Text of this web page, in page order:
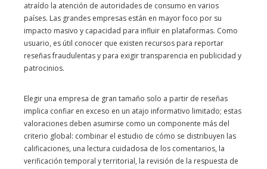
atraído la atención de autoridades de consumo en varios
países. Las grandes empresas están en mayor foco por su
impacto masivo y capacidad para influir en plataformas. Como
usuario, es útil conocer que existen recursos para reportar
reseñas fraudulentas y para exigir transparencia en publicidad y
patrocinios.
Elegir una empresa de gran tamaño solo a partir de reseñas
implica confiar en exceso en un atajo informativo limitado; estas
valoraciones deben asumirse como un componente más del
criterio global: combinar el estudio de cómo se distribuyen las
calificaciones, una lectura cuidadosa de los comentarios, la
verificación temporal y territorial, la revisión de la respuesta de